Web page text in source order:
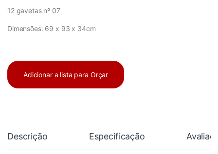
12 gavetas nº 07
Dimensões: 69 x 93 x 34cm
Adicionar a lista para Orçar
Descrição Especificação